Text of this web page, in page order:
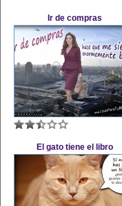
Ir de compras
El gato tiene el libro